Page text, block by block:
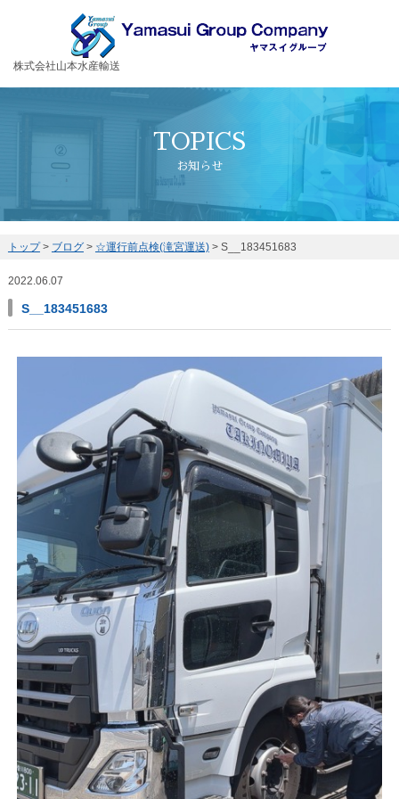
お客様の大切な荷物を安全・丁寧に運送するヤマスイグループ
株式会社山本水産輸送
TOPICS
お知らせ
トップ> ブログ> ☆運行前点検(滝宮運送)> S__183451683
2022.06.07
S__183451683